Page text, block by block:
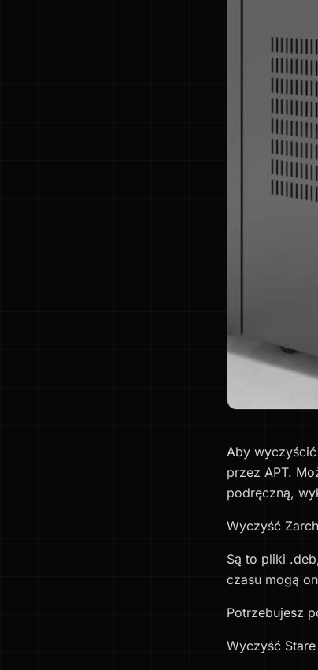
Aby
przez APT.
podręczną,
Wyczyść
Są to pliki
czasu mogą
Potrzebujesz
Wyczyść